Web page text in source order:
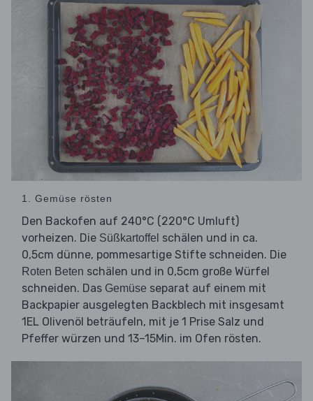
1. Gemüse rösten
Den Backofen auf 240°C (220°C Umluft)
vorheizen. Die Süßkartoffel schälen und in ca.
0,5cm dünne, pommesartige Stifte schneiden. Die
Roten Beten schälen und in 0,5cm große Würfel
schneiden. Das Gemüse separat auf einem mit
Backpapier ausgelegten Backblech mit insgesamt
1EL Olivenöl beträufeln, mit je 1 Prise Salz und
Pfeffer würzen und 13–15Min. im Ofen rösten.